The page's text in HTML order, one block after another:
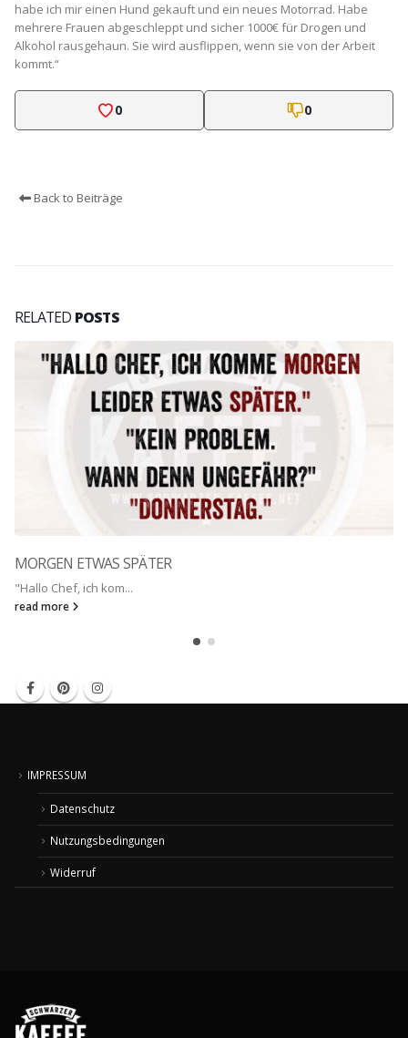
habe ich mir einen Hund gekauft und ein neues Motorrad. Habe
mehrere Frauen abgeschleppt und sicher 1000€ für Drogen und
Alkohol rausgehaun. Sie wird ausflippen, wenn sie von der Arbeit
kommt.“
0 0
Back to Beiträge
RELATED POSTS
IMPRESSUM
Datenschutz
Nutzungsbedingungen
Widerruf